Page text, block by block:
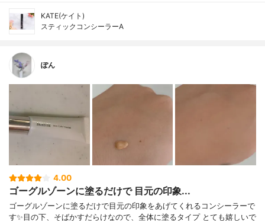
KATE(ケイト)
スティックコンシーラーA
ぽん
4.00
ゴーグルゾーンに塗るだけで 目元の印象...
ゴーグルゾーンに塗るだけで目元の印象をあげてくれるコンシーラーで
す✨目の下、そばかすだらけなので、全体に塗るタイプ とても嬉しいで